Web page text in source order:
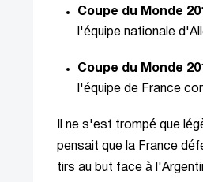
Coupe du Monde
l'équipe nationale
Coupe du Monde
l'équipe de France
Il ne s'est trompé que
pensait que la France
tirs au but face à